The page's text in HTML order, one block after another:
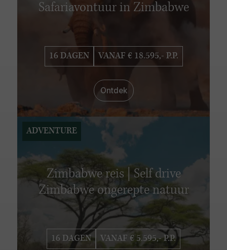
Safariavontuur in Zimbabwe
16 DAGEN VANAF € 18.595,- P.P.
Ontdek
Zimbabwe reis | Self drive
Zimbabwe ongerepte natuur
16 DAGEN VANAF € 5.595,- P.P.
ADVENTURE